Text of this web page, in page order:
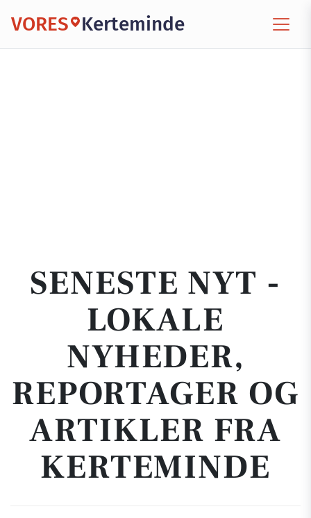
VORES Kerteminde
SENESTE NYT -
LOKALE
NYHEDER,
REPORTAGER OG
ARTIKLER FRA
KERTEMINDE